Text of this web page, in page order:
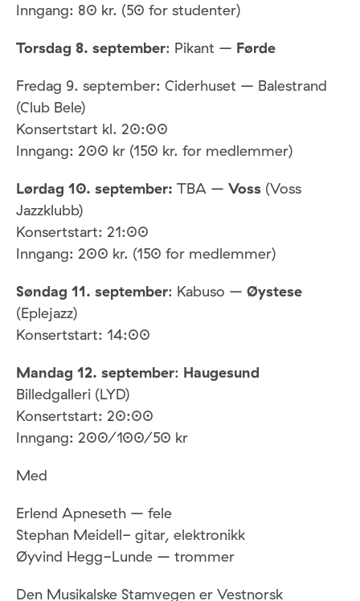
Inngang: 80 kr. (50 for studenter)
Torsdag 8. september: Pikant – Førde
Fredag 9. september: Ciderhuset – Balestrand
(Club Bele)
Konsertstart kl. 20:00
Inngang: 200 kr (150 kr. for medlemmer)
Lørdag 10. september: TBA – Voss (Voss
Jazzklubb)
Konsertstart: 21:00
Inngang: 200 kr. (150 for medlemmer)
Søndag 11. september: Kabuso – Øystese
(Eplejazz)
Konsertstart: 14:00
Mandag 12. september: Haugesund
Billedgalleri (LYD)
Konsertstart: 20:00
Inngang: 200/100/50 kr
Med
Erlend Apneseth – fele
Stephan Meidell- gitar, elektronikk
Øyvind Hegg-Lunde – trommer
Den Musikalske Stamvegen er Vestnorsk